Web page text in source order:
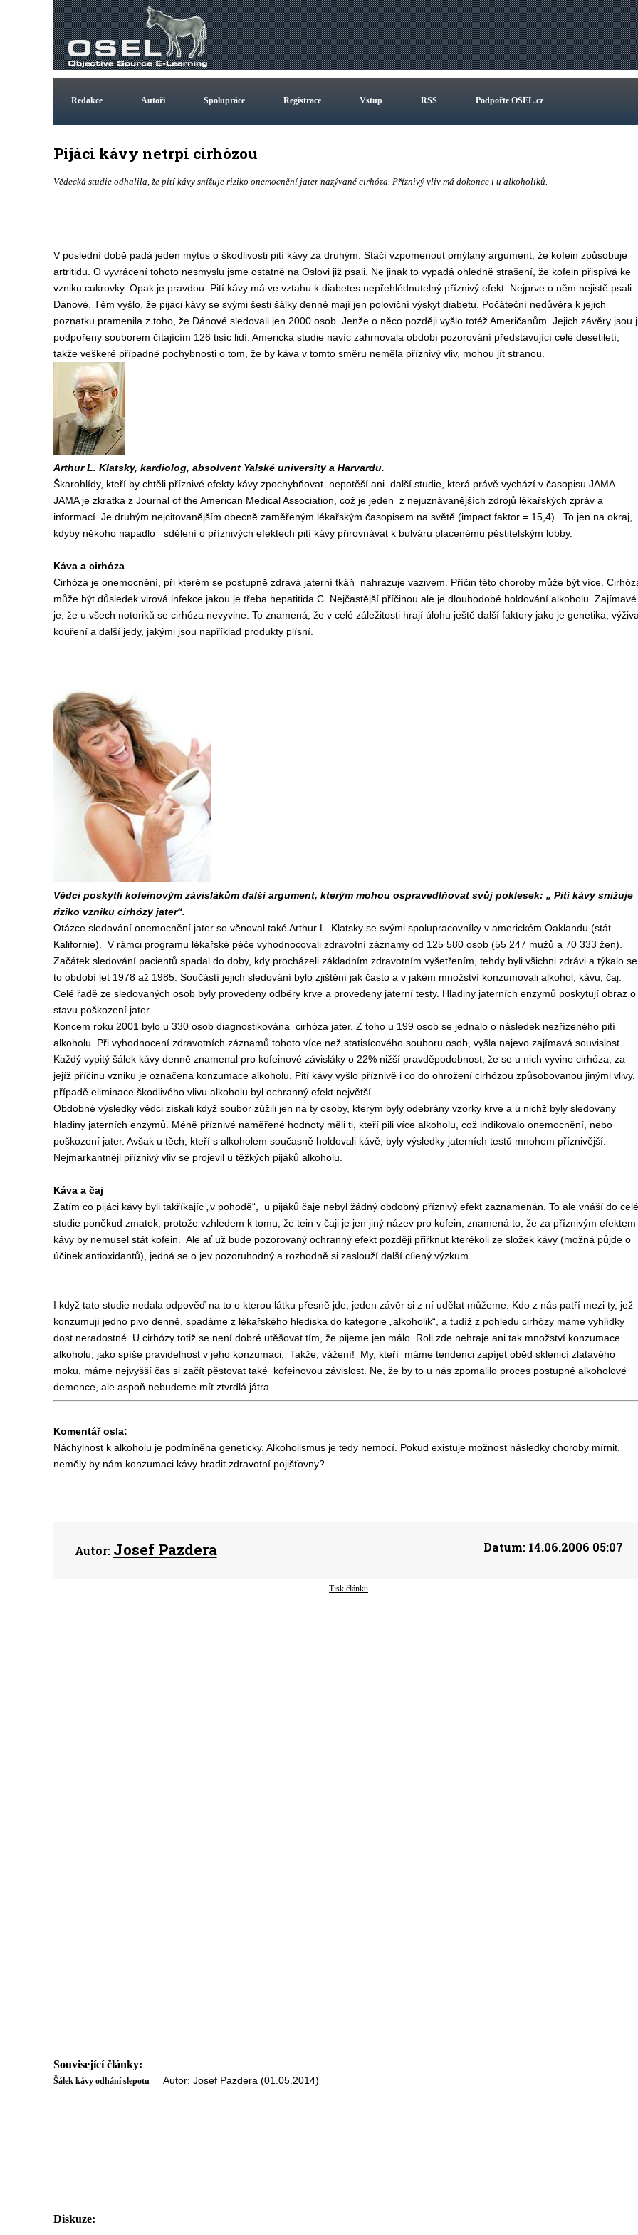
Redakce Autoři Spolupráce Registrace Vstup RSS Podpořte OSEL.cz
Pijáci kávy netrpí cirhózou
Vědecká studie odhalila, že pití kávy snížuje riziko onemocnění jater nazývané cirhóza. Příznivý vliv má dokonce i u alkoholiků.
V poslední době padá jeden mýtus o škodlivosti pití kávy za druhým. Stačí vzpomenout omýlaný argument, že kofein způsobuje
artritidu. O vyvrácení tohoto nesmyslu jsme ostatně na Oslovi již psali. Ne jinak to vypadá ohledně strašení, že kofein přispívá ke
vzniku cukrovky. Opak je pravdou. Pití kávy má ve vztahu k diabetes nepřehlédnutelný příznivý efekt. Nejprve o něm nejistě psali
Dánové. Těm vyšlo, že pijáci kávy se svými šesti šálky denně mají jen poloviční výskyt diabetu. Počáteční nedůvěra k jejich
poznatku pramenila z toho, že Dánové sledovali jen 2000 osob. Jenže o něco později vyšlo totéž Američanům. Jejich závěry jsou
podpořeny souborem čítajícím 126 tisíc lidí. Americká studie navíc zahrnovala období pozorování představující celé desetiletí,
takže veškeré případné pochybnosti o tom, že by káva v tomto směru neměla příznivý vliv, mohou jít stranou.
Arthur L. Klatsky, kardiolog, absolvent Yalské university a Harvardu.
Škarohlídy, kteří by chtěli příznivé efekty kávy zpochybňovat nepotěší ani další studie, která právě vychází v časopisu JAMA.
JAMA je zkratka z Journal of the American Medical Association, což je jeden z nejuznávanějších zdrojů lékařských zpráv a
informací. Je druhým nejcitovanějším obecně zaměřeným lékařským časopisem na světě (impact faktor = 15,4). To jen na okraj,
kdyby někoho napadlo sdělení o příznivých efektech pití kávy přirovnávat k bulváru placenému pěstitelským lobby.
Káva a cirhóza
Cirhóza je onemocnění, při kterém se postupně zdravá jaterní tkáň nahrazuje vazivem. Příčin této choroby může být více.
může být důsledek virová infekce jakou je třeba hepatitida C. Nejčastější příčinou ale je dlouhodobé holdování alkoholu. Zajímavé
je, že u všech notoriků se cirhóza nevyvine. To znamená, že v celé záležitosti hrají úlohu ještě další faktory jako je genetika,
kouření a další jedy, jakými jsou například produkty plísní.
Vědci poskytli kofeinovým závislákům další argument, kterým mohou ospravedlňovat svůj poklesek: „ Pití kávy snižuje
riziko vzniku cirhózy jater“.
Otázce sledování onemocnění jater se věnoval také Arthur L. Klatsky se svými spolupracovníky v americkém Oaklandu (stát
Kalifornie). V rámci programu lékařské péče vyhodnocovali zdravotní záznamy od 125 580 osob (55 247 mužů a 70 333 žen).
Začátek sledování pacientů spadal do doby, kdy procházeli základním zdravotním vyšetřením, tehdy byli všichni zdrávi a týkalo se
to období let 1978 až 1985. Součástí jejich sledování bylo zjištění jak často a v jakém množství konzumovali alkohol, kávu, čaj.
Celé řadě ze sledovaných osob byly provedeny odběry krve a provedeny jaterní testy. Hladiny jaterních enzymů poskytují obraz o
stavu poškození jater.
Koncem roku 2001 bylo u 330 osob diagnostikována cirhóza jater. Z toho u 199 osob se jednalo o následek nezřízeného pití
alkoholu. Při vyhodnocení zdravotních záznamů tohoto více než statisícového souboru osob, vyšla najevo zajímavá souvislost.
Každý vypitý šálek kávy denně znamenal pro kofeinové závisláky o 22% nižší pravděpodobnost, že se u nich vyvine cirhóza, za
jejíž příčinu vzniku je označena konzumace alkoholu. Pití kávy vyšlo příznivě i co do ohrožení cirhózou způsobovanou jinými vlivy.
případě eliminace škodlivého vlivu alkoholu byl ochranný efekt největší.
Obdobné výsledky vědci získali když soubor zúžili jen na ty osoby, kterým byly odebrány vzorky krve a u nichž byly sledovány
hladiny jaterních enzymů. Méně příznivé naměřené hodnoty měli ti, kteří pili více alkoholu, což indikovalo onemocnění, nebo
poškození jater. Avšak u těch, kteří s alkoholem současně holdovali kávě, byly výsledky jaterních testů mnohem příznivější.
Nejmarkantněji příznivý vliv se projevil u těžkých pijáků alkoholu.
Káva a čaj
Zatím co pijáci kávy byli takříkajíc „v pohodě“, u pijáků čaje nebyl žádný obdobný příznivý efekt zaznamenán. To ale vnáší do celé
studie poněkud zmatek, protože vzhledem k tomu, že tein v čaji je jen jiný název pro kofein, znamená to, že za příznivým efektem
kávy by nemusel stát kofein. Ale ať už bude pozorovaný ochranný efekt později přiřknut kterékoli ze složek kávy (možná půjde o
účinek antioxidantů), jedná se o jev pozoruhodný a rozhodně si zaslouží další cílený výzkum.
I když tato studie nedala odpověď na to o kterou látku přesně jde, jeden závěr si z ní udělat můžeme. Kdo z nás patří mezi ty, jež
konzumují jedno pivo denně, spadáme z lékařského hlediska do kategorie „alkoholik“, a tudíž z pohledu cirhózy máme vyhlídky
dost neradostné. U cirhózy totiž se není dobré utěšovat tím, že pijeme jen málo. Roli zde nehraje ani tak množství konzumace
alkoholu, jako spíše pravidelnost v jeho konzumaci. Takže, vážení! My, kteří máme tendenci zapíjet oběd sklenicí zlatavého
moku, máme nejvyšší čas si začít pěstovat také kofeinovou závislost. Ne, že by to u nás zpomalilo proces postupné alkoholové
demence, ale aspoň nebudeme mít ztvrdlá játra.
Komentář osla:
Náchylnost k alkoholu je podmíněna geneticky. Alkoholismus je tedy nemocí. Pokud existuje možnost následky choroby mírnit,
neměly by nám konzumaci kávy hradit zdravotní pojišťovny?
Autor: Josef Pazdera Datum:14.06.2006 05:07
Tisk článku
Související články:
Šálek kávy odhání slepotu Autor: Josef Pazdera (01.05.2014)
Diskuze: